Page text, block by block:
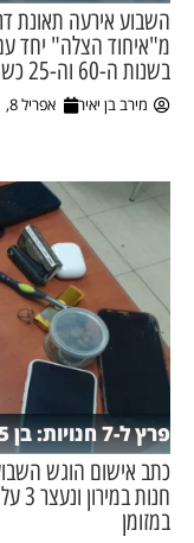
מ"איחוד הצלה" יחד
בשנות ה-60 וה-25 כשהן במצב בינוני וקל
מירב בן יאיר אפריל 8, 2021
פרץ ל-7 חנויות: בן 15 גנב כ-10 אלף שקל
כתב אישום הוגש
במזומן